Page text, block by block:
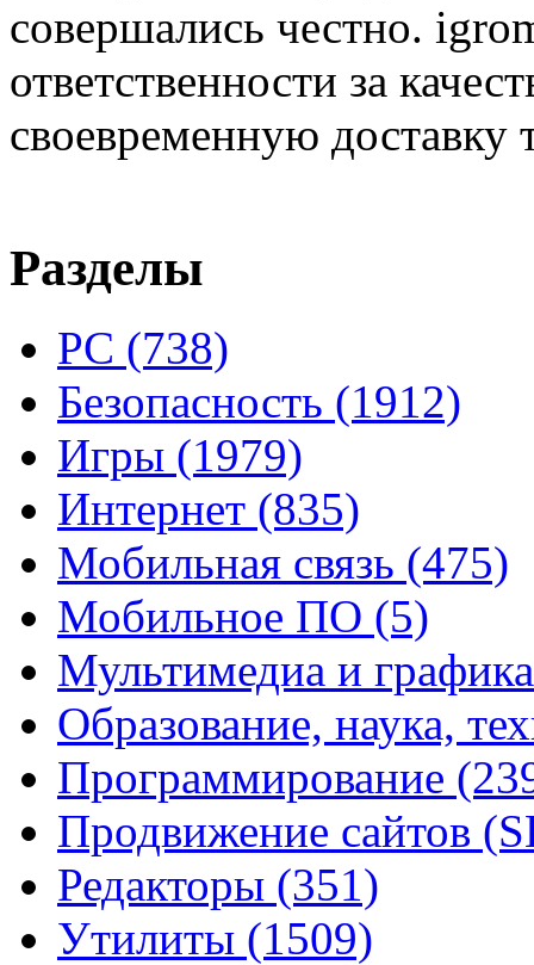
совершались честно.
ответственности за
своевременную доставку
Разделы
PC (738)
Безопасность (1912)
Игры (1979)
Интернет (835)
Мобильная связь (475)
Мобильное ПО (5)
Мультимедиа и
Образование, наука,
Программирование
Продвижение сайтов
Редакторы (351)
Утилиты (1509)